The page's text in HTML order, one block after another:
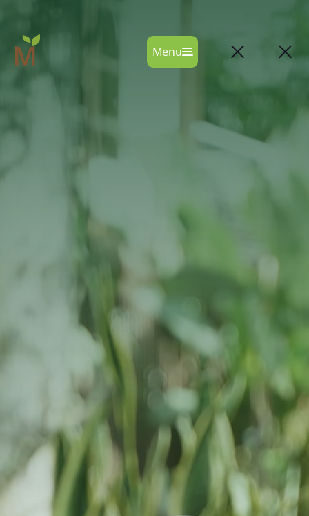
Narahubung
Select Language
Tentang Kami
Program
Berita & Pembaruan
Publikasi
Menu